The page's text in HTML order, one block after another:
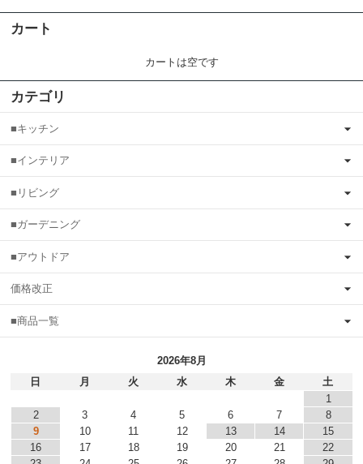
カート
カートは空です
カテゴリ
■キッチン
■インテリア
■リビング
■ガーデニング
■アウトドア
価格改正
■商品一覧
2026年8月
日
月 火 水 木 金
土
1
2
3 4 5 6 7
8
9
10 11 12 13 14
15
16
17 18 19 20 21
22